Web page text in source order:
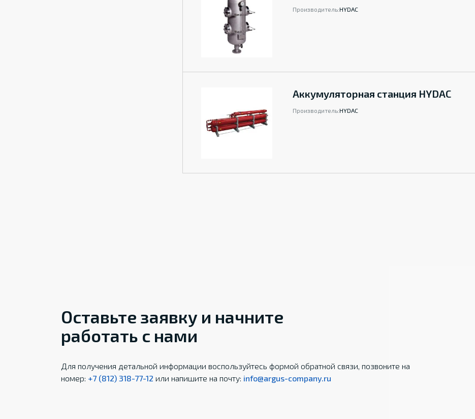
Производитель:HYDAC
Аккумуляторная станция HYDAC
Производитель:HYDAC
Оставьте заявку и начните
работать с нами
Для получения детальной информации воспользуйтесь формой обратной связи, позвоните на
номер: +7 (812) 318-77-12 или напишите на почту: info@argus-company.ru